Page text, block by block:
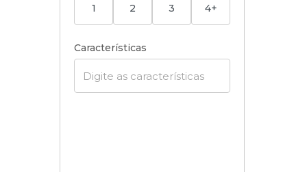
1 2 3 4+
Características